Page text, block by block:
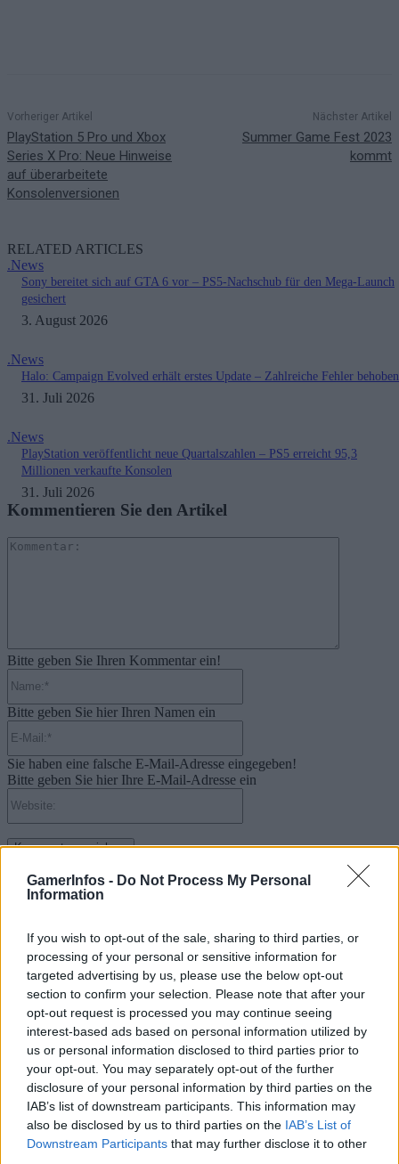
GamerInfos - Do Not Process My Personal
Information
If you wish to opt-out of the sale, sharing to third parties, or
processing of your personal or sensitive information for
targeted advertising by us, please use the below opt-out
section to confirm your selection. Please note that after your
opt-out request is processed you may continue seeing
interest-based ads based on personal information utilized by
us or personal information disclosed to third parties prior to
your opt-out. You may separately opt-out of the further
disclosure of your personal information by third parties on the
IAB’s list of downstream participants. This information may
also be disclosed by us to third parties on the IAB’s List of
Downstream Participants that may further disclose it to other
Vorheriger Artikel
PlayStation 5 Pro und Xbox
Series X Pro: Neue Hinweise
auf überarbeitete
Konsolenversionen
Nächster Artikel
Summer Game Fest 2023
kommt
RELATED ARTICLES
.News
Sony bereitet sich auf GTA 6 vor – PS5-Nachschub für den Mega-Launch
gesichert
3. August 2026
.News
Halo: Campaign Evolved erhält erstes Update – Zahlreiche Fehler behoben
31. Juli 2026
.News
PlayStation veröffentlicht neue Quartalszahlen – PS5 erreicht 95,3
Millionen verkaufte Konsolen
31. Juli 2026
Kommentieren Sie den Artikel
Bitte geben Sie Ihren Kommentar ein!
Bitte geben Sie hier Ihren Namen ein
Sie haben eine falsche E-Mail-Adresse eingegeben!
Bitte geben Sie hier Ihre E-Mail-Adresse ein
Suche
Kategorien
.News
E-Sport
E3 | GamesCom | Events | Messen
Gadgets
Gadgets | Zubehör | Hardware Reviews
Gadgets | Zubehör | Technik
Game Previews